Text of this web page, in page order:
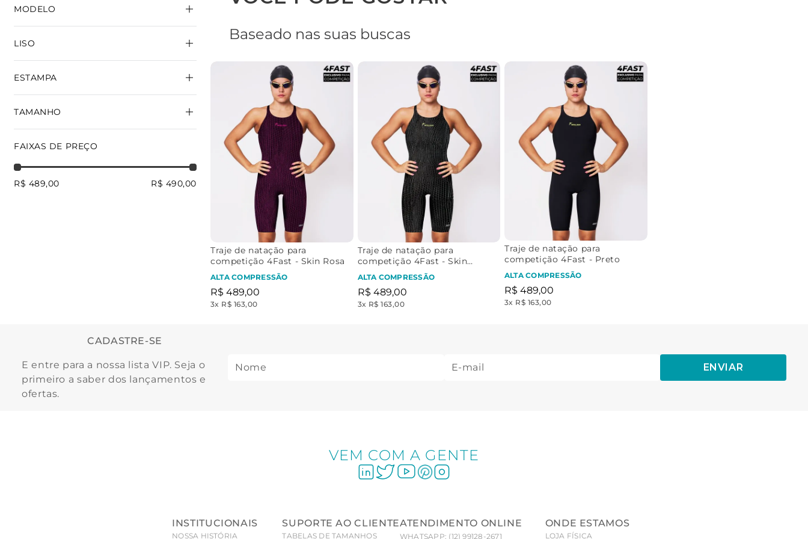
ESTAMPA
LISO
MODELO
TAMANHO
FAIXAS DE PREÇO
R$ 489,00 R$ 490,00
Baseado nas suas buscas
Traje de natação para
competição 4Fast - Skin Rosa
ALTA COMPRESSÃO
R$ 489,00
3x R$ 163,00
Traje de natação para
competição 4Fast - Skin
Graffiti
ALTA COMPRESSÃO
R$ 489,00
3x R$ 163,00
Traje de natação para
competição 4Fast - Preto
ALTA COMPRESSÃO
R$ 489,00
3x R$ 163,00
CADASTRE-SE
E entre para a nossa lista VIP. Seja o
primeiro a saber dos lançamentos e
ofertas.
ENVIAR
VEM COM A GENTE
INSTITUCIONAIS
NOSSA HISTÓRIA
SUPORTE AO CLIENTE
TABELAS DE TAMANHOS
ATENDIMENTO ONLINE
WHATSAPP: (12) 99128-2671
ONDE ESTAMOS
LOJA FÍSICA